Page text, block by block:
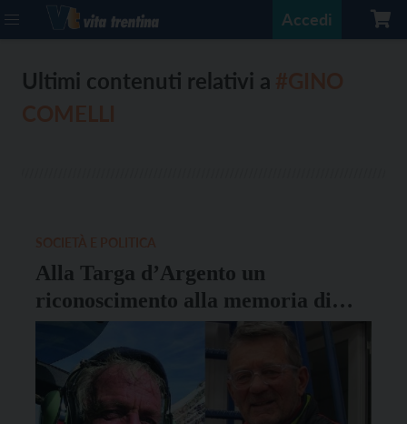
Accedi
Ultimi contenuti relativi a
Alla Targa d’Argento un
riconoscimento alla memoria di
Gino Comelli e Othmar Prinoth